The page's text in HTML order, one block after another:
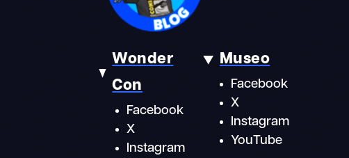
Wonder
Con
Facebook
X
Instagram
Museo
Facebook
X
Instagram
YouTube